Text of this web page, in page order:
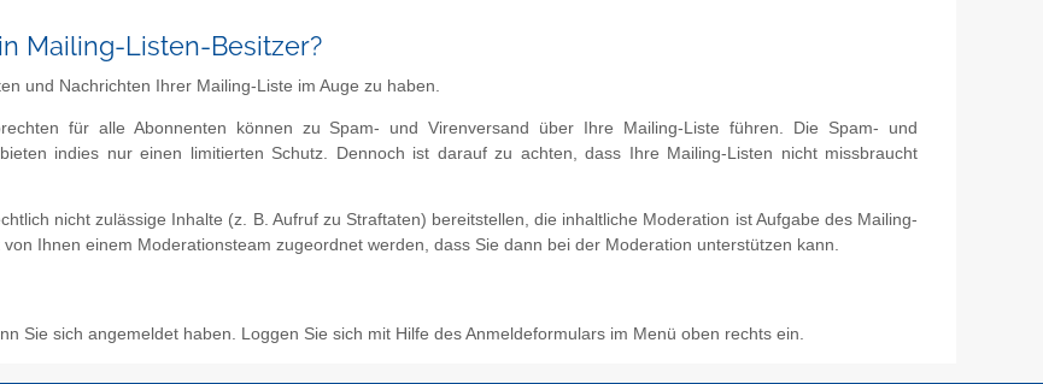
Mailing-Listen-Besitzer?
und Nachrichten Ihrer Mailing-Liste im Auge zu haben.
für alle Abonnenten können zu Spam- und Virenversand über Ihre Mailing-Liste führen. Die Spam- und
indies nur einen limitierten Schutz. Dennoch ist darauf zu achten, dass Ihre Mailing-Listen nicht missbraucht
nicht zulässige Inhalte (z. B. Aufruf zu Straftaten) bereitstellen, die inhaltliche Moderation ist Aufgabe des Mailing-
Ihnen einem Moderationsteam zugeordnet werden, dass Sie dann bei der Moderation unterstützen kann.
Sie sich angemeldet haben. Loggen Sie sich mit Hilfe des Anmeldeformulars im Menü oben rechts ein.